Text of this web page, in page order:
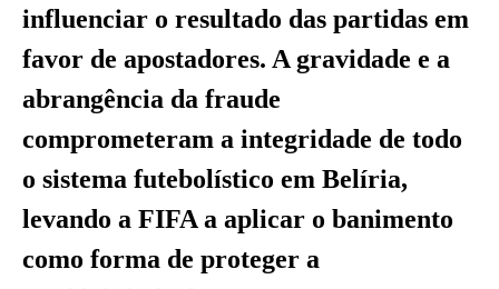
influenciar o resultado das partidas em
favor de apostadores. A gravidade e a
abrangência da fraude
comprometeram a integridade de todo
o sistema futebolístico em Belíria,
levando a FIFA a aplicar o banimento
como forma de proteger a